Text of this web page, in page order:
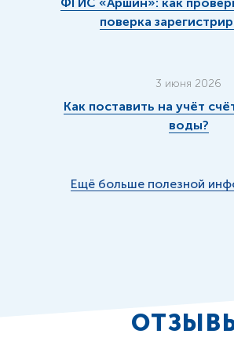
поверка
3 июня 2026
Как поставить на учёт
воды?
Ещё больше полезной